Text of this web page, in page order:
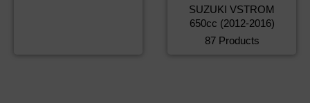
SUZUKI VSTROM
650cc (2012-2016)
87 Products